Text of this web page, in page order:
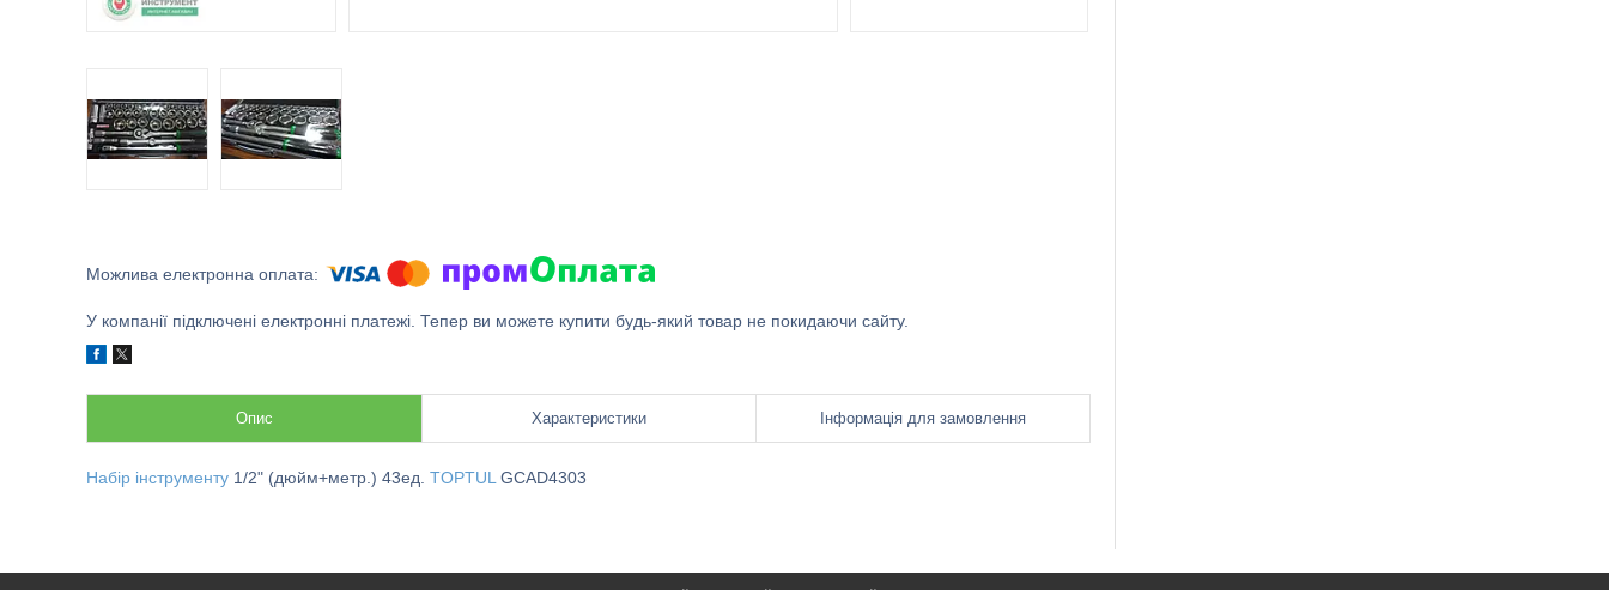
У компанії підключені електронні платежі. Тепер ви можете купити будь-який товар не покидаючи сайту.
Опис Характеристики Інформація для замовлення
Набір інструменту 1/2" (дюйм+метр.) 43ед. TOPTUL GCAD4303